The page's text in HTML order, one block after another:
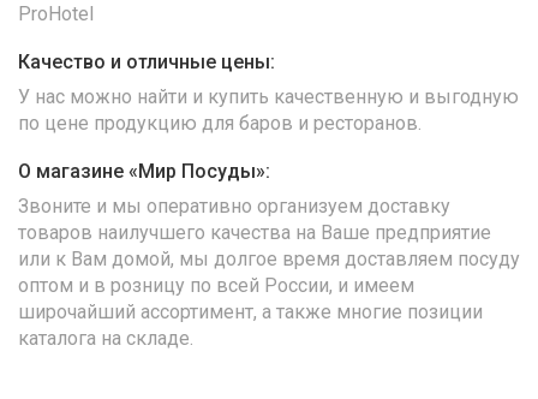
ProHotel
Качество и отличные цены:
У нас можно найти и купить качественную и выгодную
по цене продукцию для баров и ресторанов.
О магазине «Мир Посуды»:
Звоните и мы оперативно организуем доставку
товаров наилучшего качества на Ваше предприятие
или к Вам домой, мы долгое время доставляем посуду
оптом и в розницу по всей России, и имеем
широчайший ассортимент, а также многие позиции
каталога на складе.